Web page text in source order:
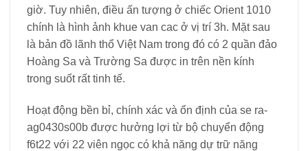
giờ. Tuy nhiên, điều ấn tượng ở chiếc Orient 1010
chính là hình ảnh khue van cac ở vị trí 3h. Mặt sau
là bản đồ lãnh thổ Việt Nam trong đó có 2 quần đảo
Hoàng Sa và Trường Sa được in trên nền kính
trong suốt rất tinh tế.
Hoạt động bền bỉ, chính xác và ổn định của se ra-
ag0430s00b được hưởng lợi từ bộ chuyển động
f6t22 với 22 viên ngọc có khả năng dự trữ năng